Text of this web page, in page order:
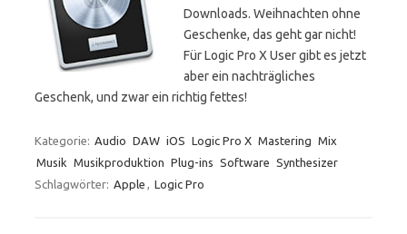
Downloads. Weihnachten ohne
Geschenke, das geht gar nicht!
Für Logic Pro X User gibt es jetzt
aber ein nachträgliches
Geschenk, und zwar ein richtig fettes!
Kategorie: Audio DAW iOS Logic Pro X Mastering Mix
Musik Musikproduktion Plug-ins Software Synthesizer
Schlagwörter: Apple , Logic Pro